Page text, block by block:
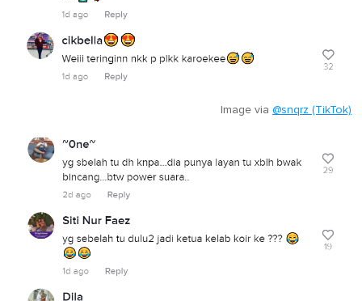
Image via @snqrz (TikTok)